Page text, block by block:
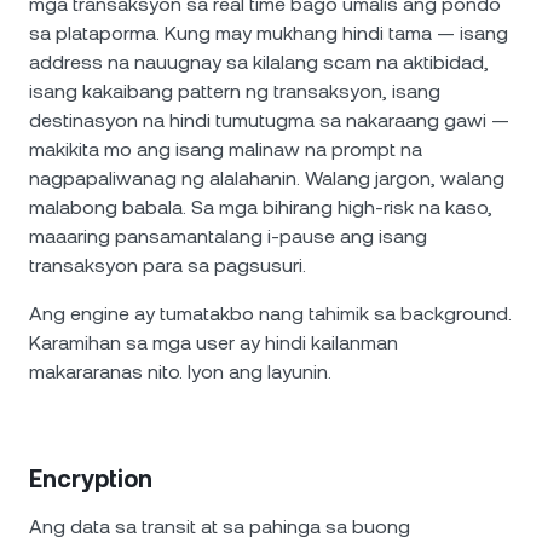
sa plataporma. Kung may mukhang hindi tama — isang
address na nauugnay sa kilalang scam na aktibidad,
isang kakaibang pattern ng transaksyon, isang
destinasyon na hindi tumutugma sa nakaraang gawi —
makikita mo ang isang malinaw na prompt na
nagpapaliwanag ng alalahanin. Walang jargon, walang
malabong babala. Sa mga bihirang high-risk na kaso,
maaaring pansamantalang i-pause ang isang
transaksyon para sa pagsusuri.
Ang engine ay tumatakbo nang tahimik sa background.
Karamihan sa mga user ay hindi kailanman
makararanas nito. Iyon ang layunin.
Encryption
Ang data sa transit at sa pahinga sa buong